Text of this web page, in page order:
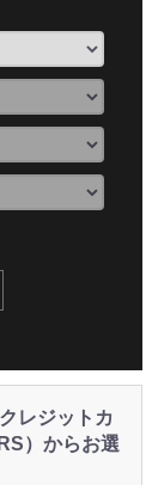
レジットカ
）からお選